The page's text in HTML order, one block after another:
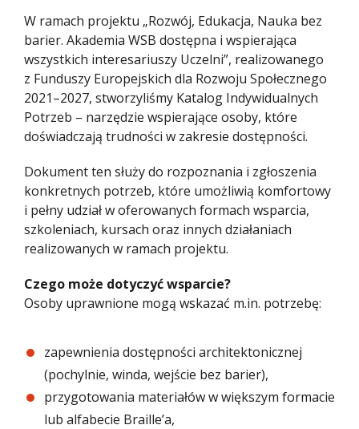
Gala Dostępności 2025
W ramach projektu „Rozwój, Edukacja, Nauka bez
barier. Akademia WSB dostępna i wspierająca
wszystkich interesariuszy Uczelni”, realizowanego
z Funduszy Europejskich dla Rozwoju Społecznego
2021–2027, stworzyliśmy Katalog Indywidualnych
Potrzeb – narzędzie wspierające osoby, które
doświadczają trudności w zakresie dostępności.
Dokument ten służy do rozpoznania i zgłoszenia
konkretnych potrzeb, które umożliwią komfortowy
i pełny udział w oferowanych formach wsparcia,
szkoleniach, kursach oraz innych działaniach
realizowanych w ramach projektu.
Czego może dotyczyć wsparcie?
Osoby uprawnione mogą wskazać m.in. potrzebę:
zapewnienia dostępności architektonicznej
(pochylnie, winda, wejście bez barier),
przygotowania materiałów w większym formacie
lub alfabecie Braille’a,